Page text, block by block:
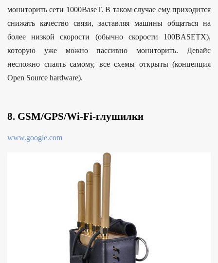
мониторить сети 1000BaseT. В таком случае ему приходится
снижать качество связи, заставляя машины общаться на
более низкой скорости (обычно скорости 100BASETX),
которую уже можно пассивно мониторить. Девайс
несложно спаять самому, все схемы открыты (концепция
Open Source hardware).
8. GSM/GPS/Wi-Fi-глушилки
www.google.com